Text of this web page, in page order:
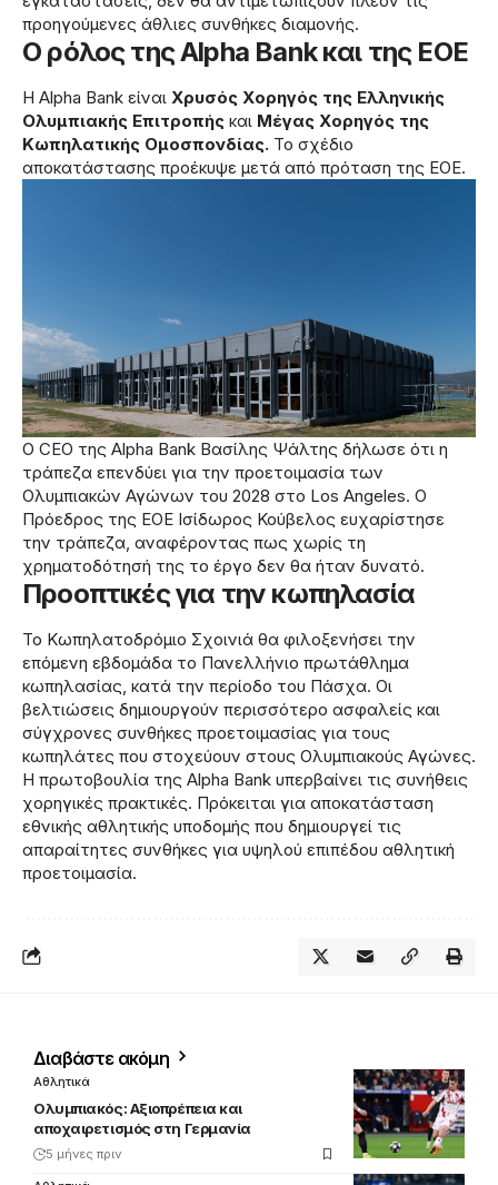
προηγούμενες άθλιες συνθήκες διαμονής.
Ο ρόλος της Alpha Bank και της ΕΟΕ
Η Alpha Bank είναι Χρυσός Χορηγός της Ελληνικής
Ολυμπιακής Επιτροπής και Μέγας Χορηγός της
Κωπηλατικής Ομοσπονδίας. Το σχέδιο
αποκατάστασης προέκυψε μετά από πρόταση της ΕΟΕ.
Ο CEO της Alpha Bank Βασίλης Ψάλτης δήλωσε ότι η
τράπεζα επενδύει για την προετοιμασία των
Ολυμπιακών Αγώνων του 2028 στο Los Angeles. Ο
Πρόεδρος της ΕΟΕ Ισίδωρος Κούβελος ευχαρίστησε
την τράπεζα, αναφέροντας πως χωρίς τη
χρηματοδότησή της το έργο δεν θα ήταν δυνατό.
Προοπτικές για την κωπηλασία
Το Κωπηλατοδρόμιο Σχοινιά θα φιλοξενήσει την
επόμενη εβδομάδα το Πανελλήνιο πρωτάθλημα
κωπηλασίας, κατά την περίοδο του Πάσχα. Οι
βελτιώσεις δημιουργούν περισσότερο ασφαλείς και
σύγχρονες συνθήκες προετοιμασίας για τους
κωπηλάτες που στοχεύουν στους Ολυμπιακούς Αγώνες.
Η πρωτοβουλία της Alpha Bank υπερβαίνει τις συνήθεις
χορηγικές πρακτικές. Πρόκειται για αποκατάσταση
εθνικής αθλητικής υποδομής που δημιουργεί τις
απαραίτητες συνθήκες για υψηλού επιπέδου αθλητική
προετοιμασία.
Διαβάστε ακόμη
Αθλητικά
Ολυμπιακός: Αξιοπρέπεια και
αποχαιρετισμός στη Γερμανία
5 μήνες πριν